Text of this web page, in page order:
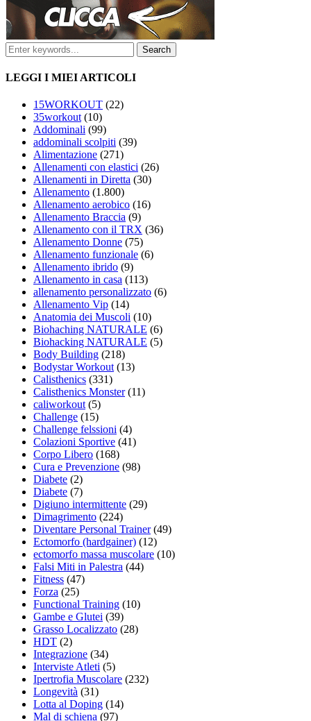
LEGGI I MIEI ARTICOLI
15WORKOUT (22)
35workout (10)
Addominali (99)
addominali scolpiti (39)
Alimentazione (271)
Allenamenti con elastici (26)
Allenamenti in Diretta (30)
Allenamento (1.800)
Allenamento aerobico (16)
Allenamento Braccia (9)
Allenamento con il TRX (36)
Allenamento Donne (75)
Allenamento funzionale (6)
Allenamento ibrido (9)
Allenamento in casa (113)
allenamento personalizzato (6)
Allenamento Vip (14)
Anatomia dei Muscoli (10)
Biohaching NATURALE (6)
Biohacking NATURALE (5)
Body Building (218)
Bodystar Workout (13)
Calisthenics (331)
Calisthenics Monster(11)
caliworkout (5)
Challenge (15)
Challenge felssioni (4)
Colazioni Sportive (41)
Corpo Libero (168)
Cura e Prevenzione (98)
Diabete (2)
Diabete (7)
Digiuno intermittente (29)
Dimagrimento (224)
Diventare Personal Trainer(49)
Ectomorfo (hardgainer) (12)
ectomorfo massa muscolare (10)
Falsi Miti in Palestra (44)
Fitness (47)
Forza (25)
Functional Training (10)
Gambe e Glutei (39)
Grasso Localizzato (28)
HDT (2)
Integrazione (34)
Interviste Atleti (5)
Ipertrofia Muscolare (232)
Longevità (31)
Lotta al Doping (14)
Mal di schiena (97)